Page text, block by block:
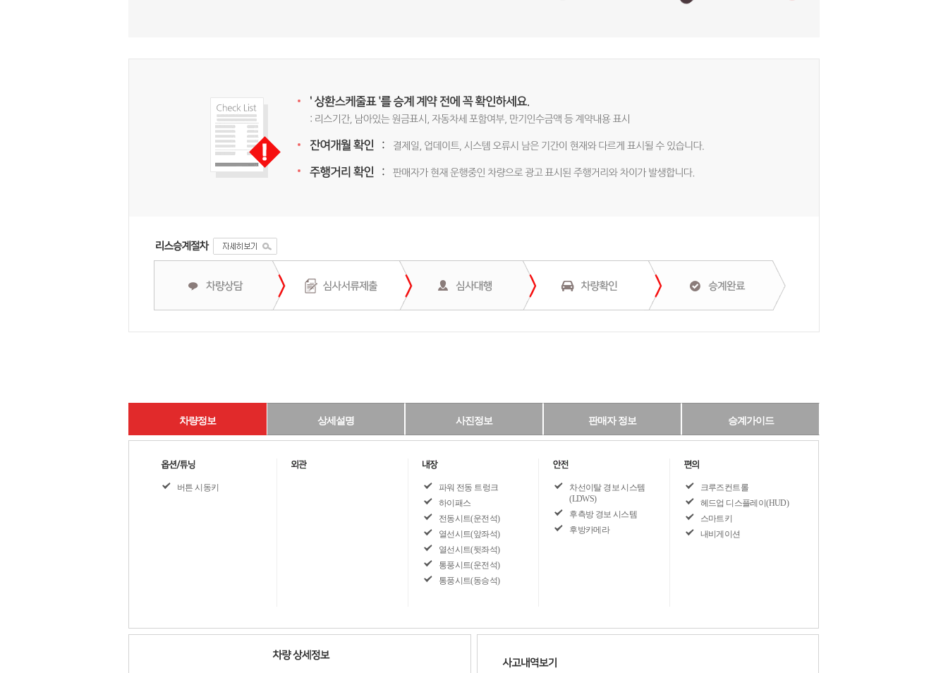
차량정보 상세설명 사진정보 판매자 정보 승계가이드
버튼 시동키
파워 전동 트렁크
하이패스
전동시트(운전석)
열선시트(앞좌석)
열선시트(뒷좌석)
통풍시트(운전석)
통풍시트(동승석)
차선이탈 경보 시스템
(LDWS)
후측방 경보 시스템
후방카메라
크루즈컨트롤
헤드업 디스플레이(HUD)
스마트키
내비게이션